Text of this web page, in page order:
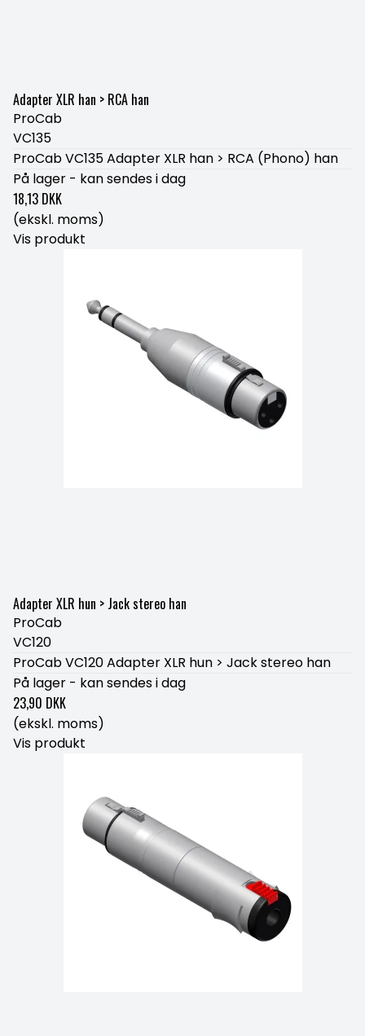
Adapter XLR han > RCA han
ProCab
VC135
ProCab VC135 Adapter XLR han > RCA (Phono) han
På lager - kan sendes i dag
18,13 DKK
(ekskl. moms)
Vis produkt
Adapter XLR hun > Jack stereo han
ProCab
VC120
ProCab VC120 Adapter XLR hun > Jack stereo han
På lager - kan sendes i dag
23,90 DKK
(ekskl. moms)
Vis produkt